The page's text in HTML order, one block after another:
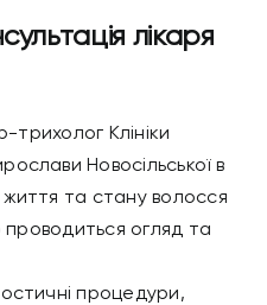
лікаря
трихолог Клініки
Новосільської в
та стану волосся
проводиться огляд та
процедури,